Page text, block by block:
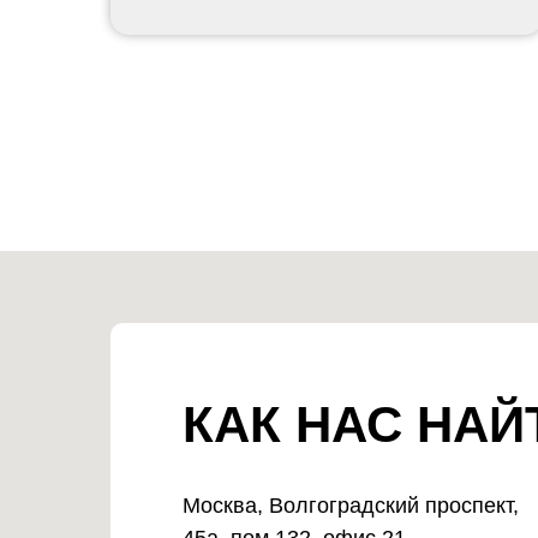
КАК НАС
Москва, Волгоградский проспект,